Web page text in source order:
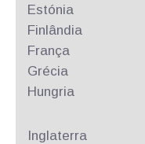
Estónia
Finlândia
França
Grécia
Hungria
Inglaterra